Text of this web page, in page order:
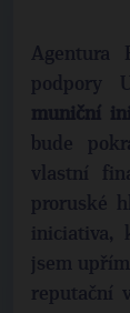
Agentura
podpory
muniční
bude
vlastní
proruské
iniciativa,
jsem
reputační